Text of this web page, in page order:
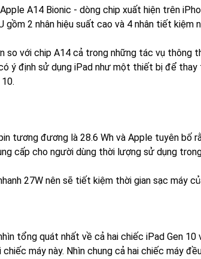
A14 Bionic - dòng chip xuất hiện trên
2 nhân hiệu suất cao và 4 nhân tiết kiệm
so với chip A14 cả trong những tác vụ thông
ý định sử dụng iPad như một thiết bị để
tương đương là 28.6 Wh và Apple tuyên bố
cấp cho người dùng thời lượng sử dụng
27W nên sẽ tiết kiệm thời gian sạc máy
tổng quát nhất về cả hai chiếc iPad Gen 10
máy này. Nhìn chung cả hai chiếc máy